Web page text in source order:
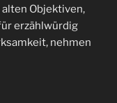
Objektiven,
erzählwürdig
nehmen